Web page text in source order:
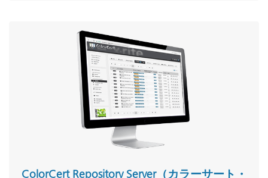
ColorCert Repository Server（カラーサート・